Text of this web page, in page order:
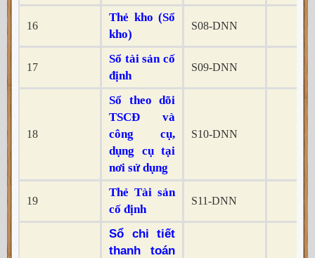
16
Thẻ kho (Sổ
kho)
S08-DNN x
17
Sổ tài sản cố
định
S09-DNN x
18
Sổ theo dõi
TSCĐ và
công cụ,
dụng cụ tại
nơi sử dụng
S10-DNN
19
Thẻ Tài sản
cố định
S11-DNN
Sổ chi tiết
thanh toán